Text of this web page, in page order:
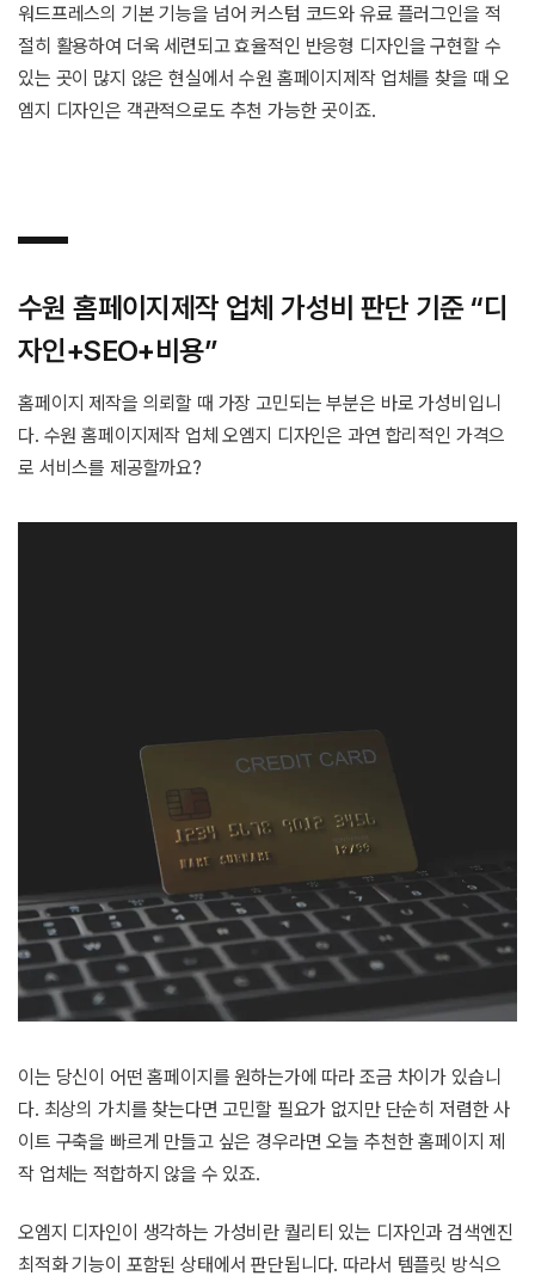
워드프레스의 기본 기능을 넘어 커스텀 코드와 유료 플러그인을 적
절히 활용하여 더욱 세련되고 효율적인 반응형 디자인을 구현할 수
있는 곳이 많지 않은 현실에서 수원 홈페이지제작 업체를 찾을 때 오
엠지 디자인은 객관적으로도 추천 가능한 곳이죠.
수원 홈페이지제작 업체 가성비 판단 기준 “디
자인+SEO+비용”
홈페이지 제작을 의뢰할 때 가장 고민되는 부분은 바로 가성비입니
다. 수원 홈페이지제작 업체 오엠지 디자인은 과연 합리적인 가격으
로 서비스를 제공할까요?
이는 당신이 어떤 홈페이지를 원하는가에 따라 조금 차이가 있습니
다. 최상의 가치를 찾는다면 고민할 필요가 없지만 단순히 저렴한 사
이트 구축을 빠르게 만들고 싶은 경우라면 오늘 추천한 홈페이지 제
작 업체는 적합하지 않을 수 있죠.
오엠지 디자인이 생각하는 가성비란 퀄리티 있는 디자인과 검색엔진
최적화 기능이 포함된 상태에서 판단됩니다. 따라서 템플릿 방식으